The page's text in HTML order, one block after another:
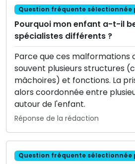
Question fréquente sélectionnée
Pourquoi mon enfant a-t-il
spécialistes différents ?
Parce que ces malformations
souvent plusieurs structures
mâchoires) et fonctions. La
alors coordonnée entre
autour de l'enfant.
Réponse de la rédaction
Question fréquente sélectionnée